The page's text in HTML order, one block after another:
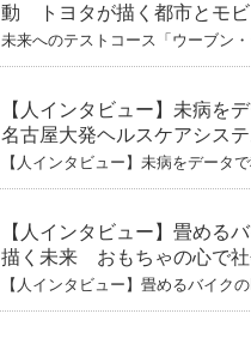
動 トヨタが描く都市とモ
未来へのテストコース「ウーブン
【人インタビュー】未病を
名古屋大発ヘルスケアシス
社長・瀧本陽介 郵送検査
【人インタビュー】未病をデータ
【人インタビュー】畳める
描く未来 おもちゃの心で社
式会社ICOMAの代表取締
（下）おもちゃで社会を変
【人インタビュー】畳めるバイク